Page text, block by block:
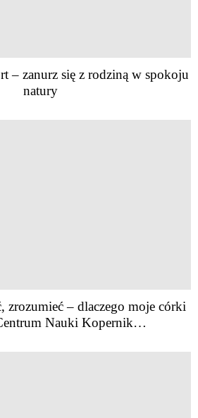
– zanurz się z rodziną w spokoju
natury
zrozumieć – dlaczego moje córki
Nauki Kopernik…